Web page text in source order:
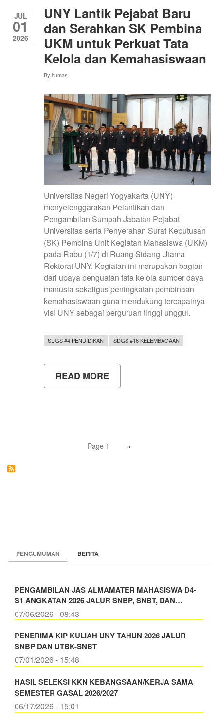
2030
RESMI
DILANTIK,
PERKUAT
SINERGI
ALUMNI
UNTUK
JUL
01
2026
UNY Lantik Pejabat Baru
dan Serahkan SK Pembina
UKM untuk Perkuat Tata
Kelola dan Kemahasiswaan
By humas
Universitas Negeri Yogyakarta (UNY)
menyelenggarakan Pelantikan dan
Pengambilan Sumpah Jabatan Pejabat
Universitas serta Penyerahan Surat Keputusan
(SK) Pembina Unit Kegiatan Mahasiswa (UKM)
pada Rabu (1/7) di Ruang Sidang Utama
Rektorat UNY. Kegiatan ini merupakan bagian
dari upaya penguatan tata kelola sumber daya
manusia sekaligus peningkatan pembinaan
kemahasiswaan guna mendukung tercapainya
visi UNY sebagai perguruan tinggi unggul.
SDGS #4 PENDIDIKAN SDGS #16 KELEMBAGAAN
READ MORE
UNY
PEMBINA
Page 1 Next
››
PENGUMUMAN BERITA
PENGAMBILAN JAS ALMAMATER MAHASISWA D4-
S1 ANGKATAN 2026 JALUR SNBP, SNBT, DAN…
07/06/2026 - 08:43
PENERIMA KIP KULIAH UNY TAHUN 2026 JALUR
SNBP DAN UTBK-SNBT
07/01/2026 - 15:48
HASIL SELEKSI KKN KEBANGSAAN/KERJA SAMA
SEMESTER GASAL 2026/2027
06/17/2026 - 15:01